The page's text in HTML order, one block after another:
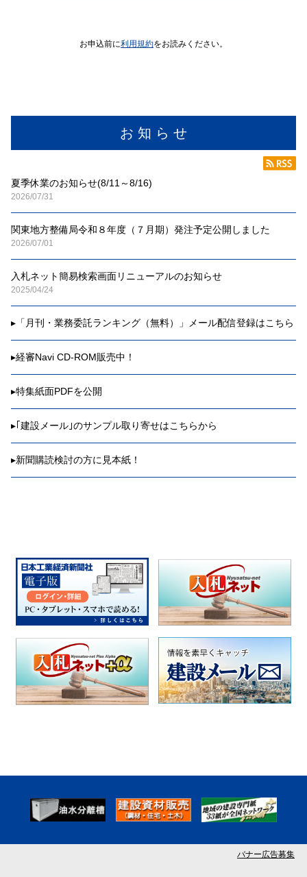
お 知 ら せ
夏季休業のお知らせ(8/11～8/16)
2026/07/31
関東地方整備局令和８年度（７月期）発注予定公開しました
2026/07/01
入札ネット簡易検索画面リニューアルのお知らせ
2025/04/24
▸ 「月刊・業務委託ランキング（無料）」メール配信登録はこちら
▸経審Navi CD-ROM販売中！
▸特集紙面PDFを公開
▸｢建設メール｣のサンプル取り寄せはこちらから
▸新聞購読検討の方に見本紙！
お申込前に利用規約をお読みください。
バナー広告募集